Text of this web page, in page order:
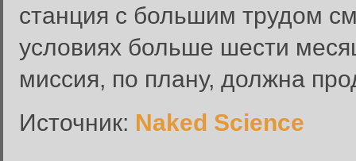
станция с большим трудом
условиях больше шести
миссия, по плану, должна
Источник: Naked Science
Вход в систему
Имя пользователя: